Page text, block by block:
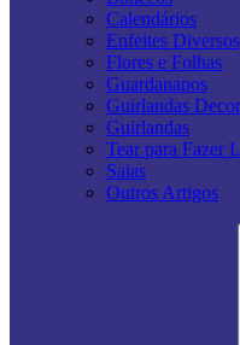
Calendários
Enfeites Diversos
Flores e Folhas
Guardanapos
Guirlandas
Guirlandas
Tear para Fazer
Saias
Outros Artigos